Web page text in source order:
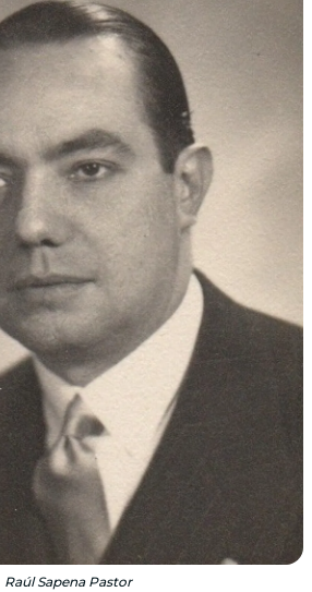
Raúl Sapena Pastor